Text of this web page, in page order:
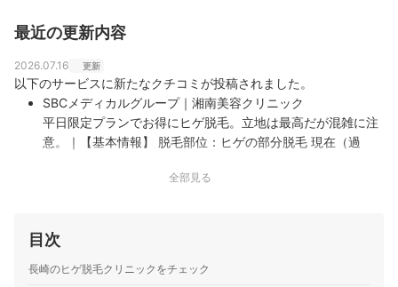
最近の更新内容
2026.07.16 更新
以下のサービスに新たなクチコミが投稿されました。
SBCメディカルグループ｜湘南美容クリニック
平日限定プランでお得にヒゲ脱毛。立地は最高だが混雑に注
意。｜【基本情報】 脱毛部位：ヒゲの部分脱毛 現在（過
プラザみやざき内という立地の良さが決め手でした。仕事帰
TCB東京中央美容外科｜TCB東京中央美容外科
情報】 脱毛部位：ヒゲの部分脱毛 現在（過去）の通院回
全部見る
目次
長崎のヒゲ脱毛クリニックをチェック